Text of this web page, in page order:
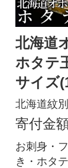
北海道
ホタテ
サイズ
サイズ
北海道紋
寄付金
お刺身・
き・ホタ